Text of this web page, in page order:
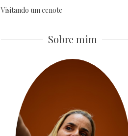
Visitando um cenote
Sobre mim